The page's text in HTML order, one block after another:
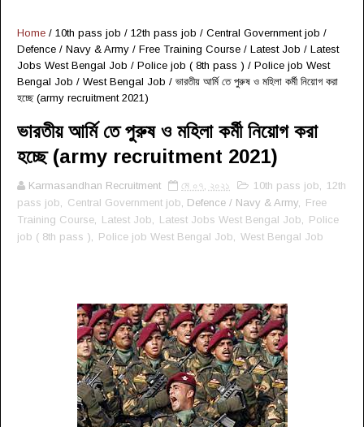
Home / 10th pass job / 12th pass job / Central Government job /
Defence / Navy & Army / Free Training Course / Latest Job / Latest
Jobs West Bengal Job / Police job ( 8th pass ) / Police job West
Bengal Job / West Bengal Job / ভারতীয় আর্মি তে পুরুষ ও মহিলা কর্মী নিয়োগ করা
হচ্ছে (army recruitment 2021)
ভারতীয় আর্মি তে পুরুষ ও মহিলা কর্মী নিয়োগ করা
হচ্ছে (army recruitment 2021)
Karmasandhan Recruitment মে ০৭, ২০২১ 10th pass job
12th
pass job
Central Government job , Defence / Navy & Army,
Free
Training Course
Latest Job Latest Jobs West Bengal Job
Police
job ( 8th pass )
Police job West Bengal Job West Bengal Job